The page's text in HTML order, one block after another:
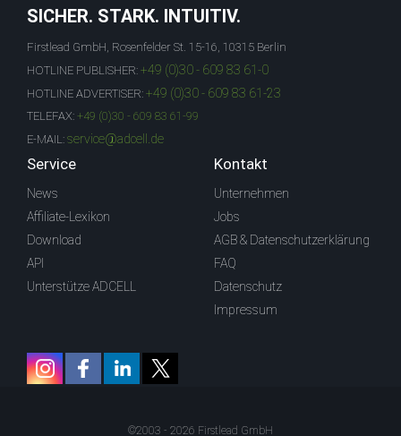
SICHER. STARK. INTUITIV.
Firstlead GmbH, Rosenfelder St. 15-16, 10315 Berlin
HOTLINE PUBLISHER: +49 (0)30 - 609 83 61-0
HOTLINE ADVERTISER: +49 (0)30 - 609 83 61-23
TELEFAX: +49 (0)30 - 609 83 61-99
E-MAIL: service@adcell.de
Service
News
Affiliate-Lexikon
Download
API
Unterstütze ADCELL
Kontakt
Unternehmen
Jobs
AGB & Datenschutzerklärung
FAQ
Datenschutz
Impressum
©2003 - 2026 Firstlead GmbH